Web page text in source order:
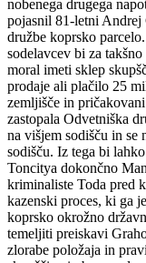
nobenega drugega
pojasnil 81-letni Andrej
družbe koprsko
sodelavcev bi za
moral imeti sklep
prodaje ali plačilo 25
zemljišče in
zastopala Odvetniška
na višjem sodišču in
sodišču. Iz tega bi
Toncitya dokončno
kriminaliste Toda pred
kazenski proces, ki ga
koprsko okrožno
temeljiti preiskavi
zlorabe položaja in